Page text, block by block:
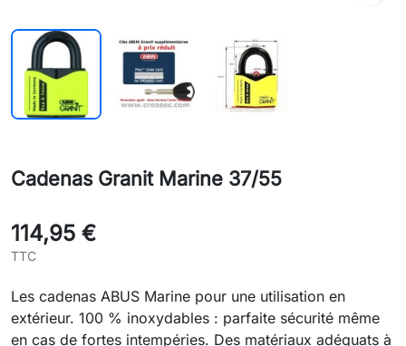
Cadenas Granit Marine 37/55
114,95 €
TTC
Les cadenas ABUS Marine pour une utilisation en
extérieur. 100 % inoxydables : parfaite sécurité même
en cas de fortes intempéries. Des matériaux adéquats à